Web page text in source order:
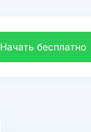
Начать бесплатно